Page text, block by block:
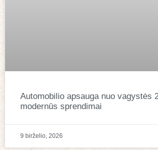
Automobilio apsauga nuo vagystės
modernūs sprendimai
9 birželio, 2026